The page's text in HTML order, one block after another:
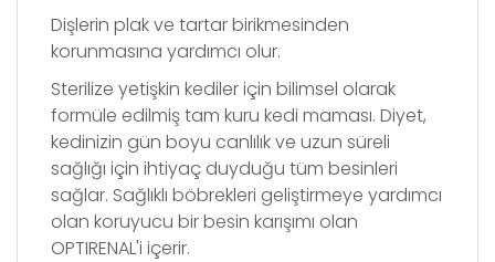
Dişlerin plak ve tartar birikmesinden
korunmasına yardımcı olur.
Sterilize yetişkin kediler için bilimsel olarak
formüle edilmiş tam kuru kedi maması. Diyet,
kedinizin gün boyu canlılık ve uzun süreli
sağlığı için ihtiyaç duyduğu tüm besinleri
sağlar. Sağlıklı böbrekleri geliştirmeye yardımcı
olan koruyucu bir besin karışımı olan
OPTIRENAL'i içerir.